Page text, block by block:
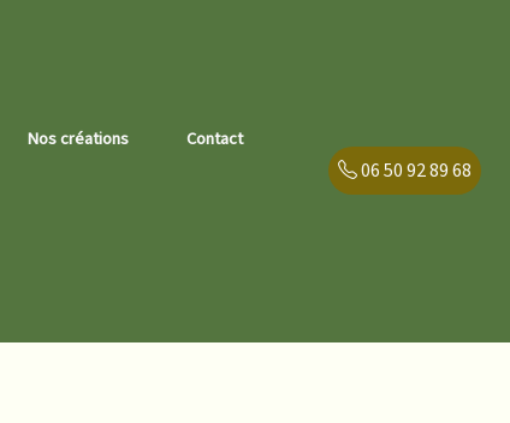
Nos créations Contact
06 50 92 89 68